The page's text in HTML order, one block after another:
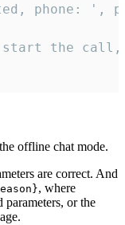
phone: ',
the
offline chat mode.
are correct. And
, where
parameters, or the